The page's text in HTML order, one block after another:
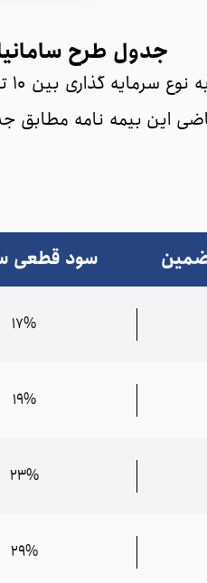
جدول طرح
را نشان می‌دهد و متقاضی این
سود قطعی
17%
19%
23%
29%